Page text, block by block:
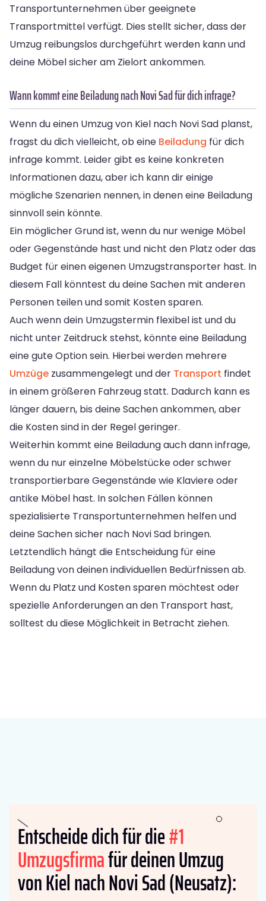
Transportunternehmen über geeignete
Transportmittel verfügt. Dies stellt sicher, dass der
Umzug reibungslos durchgeführt werden kann und
deine Möbel sicher am Zielort ankommen.
Wann kommt eine Beiladung nach Novi Sad für dich infrage?
Wenn du einen Umzug von Kiel nach Novi Sad planst,
fragst du dich vielleicht, ob eine Beiladung für dich
infrage kommt. Leider gibt es keine konkreten
Informationen dazu, aber ich kann dir einige
mögliche Szenarien nennen, in denen eine Beiladung
sinnvoll sein könnte.
Ein möglicher Grund ist, wenn du nur wenige Möbel
oder Gegenstände hast und nicht den Platz oder das
Budget für einen eigenen Umzugstransporter hast. In
diesem Fall könntest du deine Sachen mit anderen
Personen teilen und somit Kosten sparen.
Auch wenn dein Umzugstermin flexibel ist und du
nicht unter Zeitdruck stehst, könnte eine Beiladung
eine gute Option sein. Hierbei werden mehrere
Umzüge zusammengelegt und der Transport findet
in einem größeren Fahrzeug statt. Dadurch kann es
länger dauern, bis deine Sachen ankommen, aber
die Kosten sind in der Regel geringer.
Weiterhin kommt eine Beiladung auch dann infrage,
wenn du nur einzelne Möbelstücke oder schwer
transportierbare Gegenstände wie Klaviere oder
antike Möbel hast. In solchen Fällen können
spezialisierte Transportunternehmen helfen und
deine Sachen sicher nach Novi Sad bringen.
Letztendlich hängt die Entscheidung für eine
Beiladung von deinen individuellen Bedürfnissen ab.
Wenn du Platz und Kosten sparen möchtest oder
spezielle Anforderungen an den Transport hast,
solltest du diese Möglichkeit in Betracht ziehen.
Entscheide dich für die#1
Umzugsfirmafür deinen Umzug
von Kiel nach Novi Sad (Neusatz):